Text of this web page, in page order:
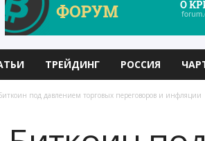
ТРЕЙДИНГ РОССИЯ
под давлением торговых переговоров и инфляции